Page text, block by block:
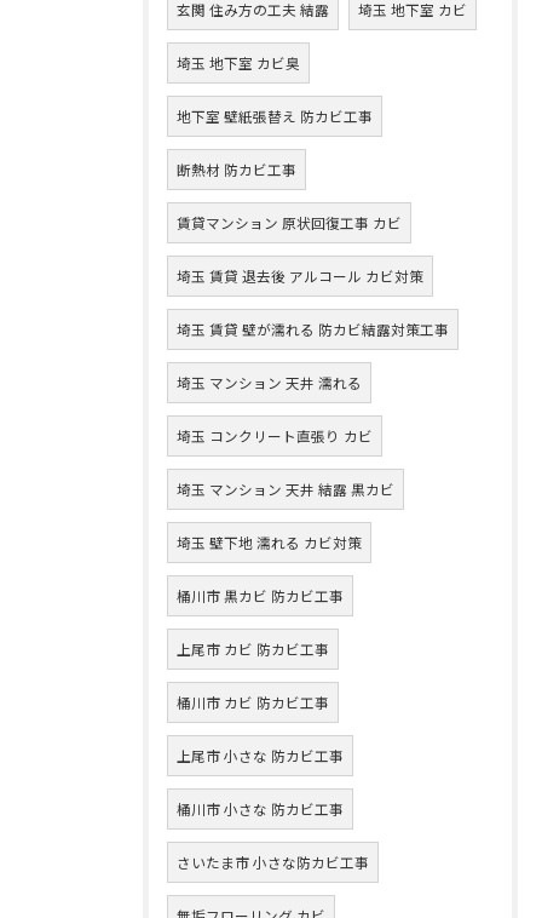
玄関 住み方の工夫 結露 埼玉 地下室 カビ
埼玉 地下室 カビ臭
地下室 壁紙張替え 防カビ工事
断熱材 防カビ工事
賃貸マンション 原状回復工事 カビ
埼玉 賃貸 退去後 アルコール カビ対策
埼玉 賃貸 壁が濡れる 防カビ結露対策工事
埼玉 マンション 天井 濡れる
埼玉 コンクリート直張り カビ
埼玉 マンション 天井 結露 黒カビ
埼玉 壁下地 濡れる カビ対策
桶川市 黒カビ 防カビ工事
上尾市 カビ 防カビ工事
桶川市 カビ 防カビ工事
上尾市 小さな 防カビ工事
桶川市 小さな 防カビ工事
さいたま市 小さな防カビ工事